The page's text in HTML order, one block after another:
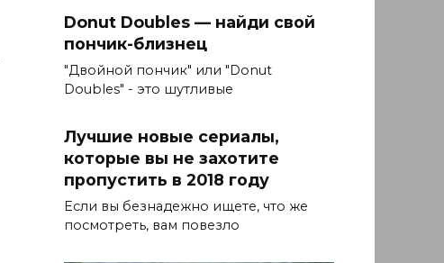
Donut Doubles — найди свой
пончик-близнец
"Двойной пончик" или "Donut
Doubles" - это шутливые
Лучшие новые сериалы,
которые вы не захотите
пропустить в 2018 году
Если вы безнадежно ищете, что же
посмотреть, вам повезло